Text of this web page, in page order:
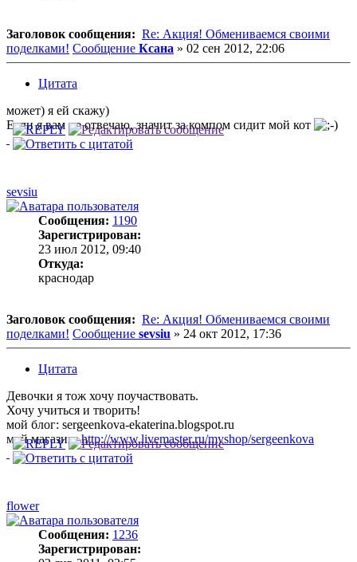
Заголовок сообщения: Re: Акция! Обмениваемся своими
поделками! Сообщение Ксана » 02 сен 2012, 22:06
Цитата
может) я ей скажу)
Если я вам не отвечаю, значит за компом сидит мой кот
sevsiu
Сообщения: 1190
Зарегистрирован:
23 июл 2012, 09:40
Откуда:
краснодар
Заголовок сообщения: Re: Акция! Обмениваемся своими
поделками! Сообщение sevsiu » 24 окт 2012, 17:36
Цитата
Девочки я тож хочу поучаствовать.
Хочу учиться и творить!
мой блог: sergeenkova-ekaterina.blogspot.ru
мой магазин:http://www.livemaster.ru/myshop/sergeenkova
flower
Сообщения: 1236
Зарегистрирован: